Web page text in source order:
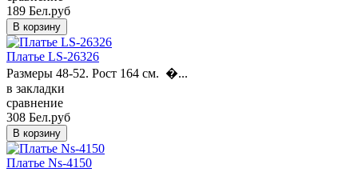
189 Бел.руб
Платье LS-26326
Размеры 48-52. Рост 164 см. �...
в закладки
сравнение
308 Бел.руб
Платье Ns-4150